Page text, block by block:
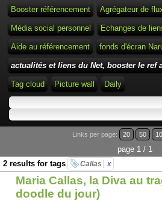
Booster référencement Agrégateur de
Média social personnel Echanges de
Aide au référencement fonds d'écran
actualités et liens du Net, booster le ref
Tag cloud Picture wall Daily
Links per page: 20 50
page 1 / 1
2 results for tags
Callas x
Maria Callas, la Diva au
doodle du jour)